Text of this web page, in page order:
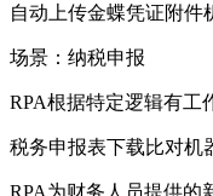
自动上传金蝶凭证附件
场景：纳税申报
RPA根据特定逻辑有工
税务申报表下载比对机